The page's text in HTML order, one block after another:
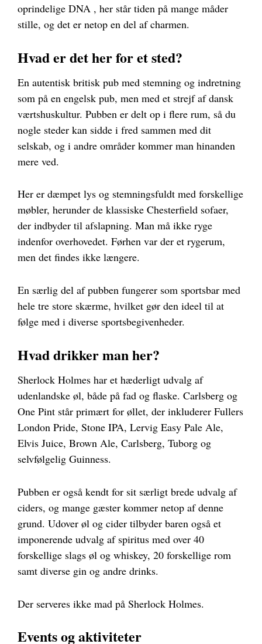
oprindelige DNA , her står tiden på mange måder
stille, og det er netop en del af charmen.
Hvad er det her for et sted?
En autentisk britisk pub med stemning og indretning
som på en engelsk pub, men med et strejf af dansk
værtshuskultur. Pubben er delt op i flere rum, så du
nogle steder kan sidde i fred sammen med dit
selskab, og i andre områder kommer man hinanden
mere ved.
Her er dæmpet lys og stemningsfuldt med forskellige
møbler, herunder de klassiske Chesterfield sofaer,
der indbyder til afslapning. Man må ikke ryge
indenfor overhovedet. Førhen var der et rygerum,
men det findes ikke længere.
En særlig del af pubben fungerer som sportsbar med
hele tre store skærme, hvilket gør den ideel til at
følge med i diverse sportsbegivenheder.
Hvad drikker man her?
Sherlock Holmes har et hæderligt udvalg af
udenlandske øl, både på fad og flaske. Carlsberg og
One Pint står primært for øllet, der inkluderer Fullers
London Pride, Stone IPA, Lervig Easy Pale Ale,
Elvis Juice, Brown Ale, Carlsberg, Tuborg og
selvfølgelig Guinness.
Pubben er også kendt for sit særligt brede udvalg af
ciders, og mange gæster kommer netop af denne
grund. Udover øl og cider tilbyder baren også et
imponerende udvalg af spiritus med over 40
forskellige slags øl og whiskey, 20 forskellige rom
samt diverse gin og andre drinks.
Der serveres ikke mad på Sherlock Holmes.
Events og aktiviteter